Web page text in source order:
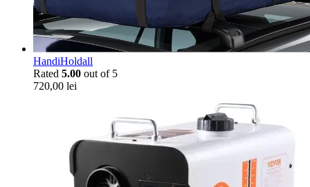
HandiHoldall
Rated 5.00 out of 5
720,00 lei